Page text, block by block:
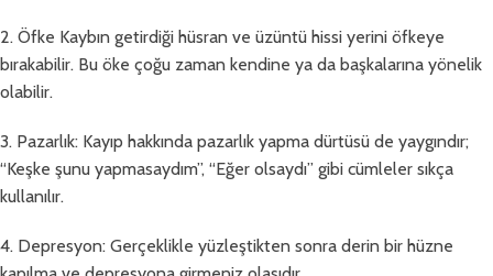
2. Öfke Kaybın getirdiği hüsran ve üzüntü hissi yerini öfkeye
bırakabilir. Bu öke çoğu zaman kendine ya da başkalarına yönelik
olabilir.
3. Pazarlık: Kayıp hakkında pazarlık yapma dürtüsü de yaygındır;
“Keşke şunu yapmasaydım”, “Eğer olsaydı” gibi cümleler sıkça
kullanılır.
4. Depresyon: Gerçeklikle yüzleştikten sonra derin bir hüzne